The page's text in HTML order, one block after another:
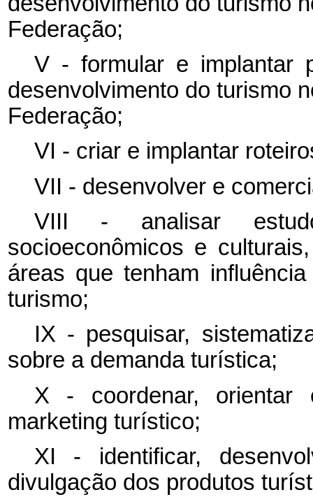
Federação;
V - formular e implantar
desenvolvimento do turismo
Federação;
VI - criar e implantar
VII - desenvolver e
VIII - analisar
socioeconômicos e
áreas que tenham
turismo;
IX - pesquisar,
sobre a demanda turística;
X - coordenar, orientar
marketing turístico;
XI - identificar,
divulgação dos produtos